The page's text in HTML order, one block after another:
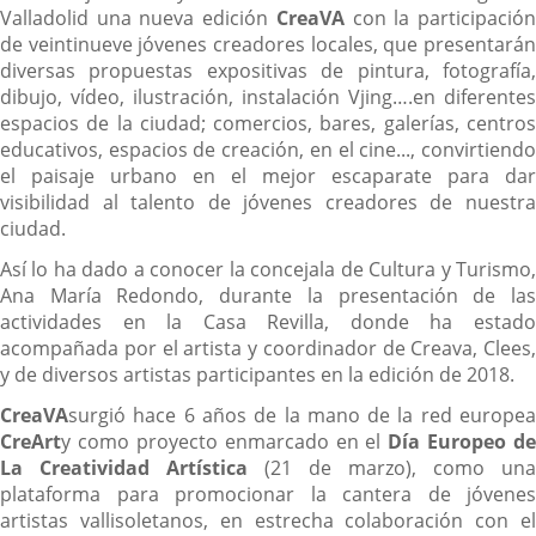
Valladolid una nueva edición CreaVAcon la participación
de veintinueve jóvenes creadores locales, que presentarán
diversas propuestas expositivas de pintura, fotografía,
dibujo, vídeo, ilustración, instalación Vjing….en diferentes
espacios de la ciudad; comercios, bares, galerías, centros
educativos, espacios de creación, en el cine..., convirtiendo
el paisaje urbano en el mejor escaparate para dar
visibilidad al talento de jóvenes creadores de nuestra
ciudad.
Así lo ha dado a conocer la concejala de Cultura y Turismo,
Ana María Redondo, durante la presentación de las
actividades en la Casa Revilla, donde ha estado
acompañada por el artista y coordinador de Creava, Clees,
y de diversos artistas participantes en la edición de 2018.
CreaVAsurgió hace 6 años de la mano de la red europea
CreArty como proyecto enmarcado en el Día Europeo de
La Creatividad Artística (21 de marzo), como una
plataforma para promocionar la cantera de jóvenes
artistas vallisoletanos, en estrecha colaboración con el